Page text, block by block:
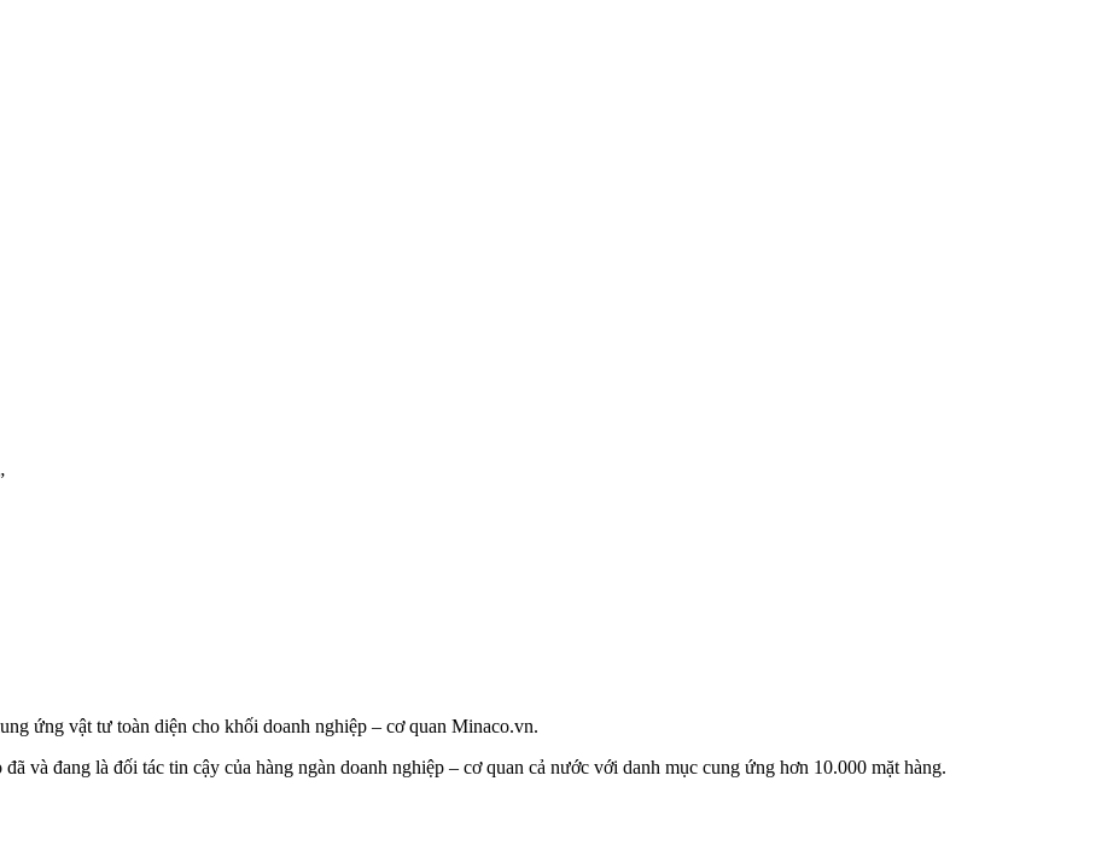
ứng vật tư toàn diện cho khối doanh nghiệp – cơ quan Minaco.vn.
và đang là đối tác tin cậy của hàng ngàn doanh nghiệp – cơ quan cả nước với danh mục cung ứng hơn 10.000 mặt hàng.